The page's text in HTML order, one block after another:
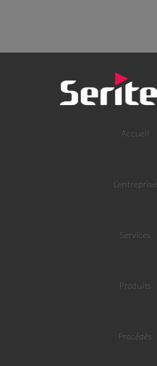
Accueil
L’entreprise
Services
Produits
Procédés